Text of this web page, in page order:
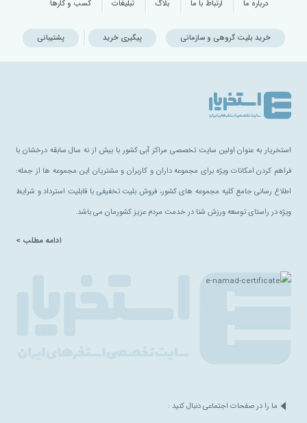
درباره ما ارتباط با ما بلاگ تبلیغات کسب و کارها
خرید بلیت گروهی و سازمانی پیگیری خرید پشتیبانی
استخریار به عنوان اولین سایت تخصصی مراکز آبی کشور با بیش از نه سال سابقه درخشان با
فراهم کردن امکانات ویژه برای مجموعه داران و کاربران و مشتریان این مجموعه ها از جمله:
اطلاع رسانی جامع کلیه مجموعه های کشور، فروش بلیت تخفیفی با قابلیت استرداد و شرایط
ویژه در راستای توسعه ورزش شنا در خدمت مردم عزیز کشورمان می باشد.
ادامه مطلب >
ما را در صفحات اجتماعی دنبال کنید :